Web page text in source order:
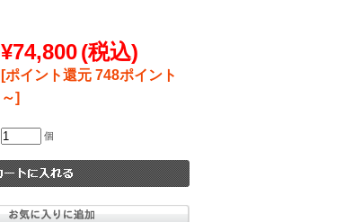
¥74,800(税込)
[ポイント還元 748ポイント
～]
個